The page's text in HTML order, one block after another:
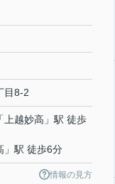
目8-2
「 上越妙高 」駅 徒歩
」駅 徒歩6分
情報の見方